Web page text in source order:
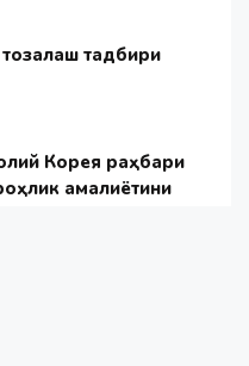
тадбири
Корея раҳбари
амалиётини